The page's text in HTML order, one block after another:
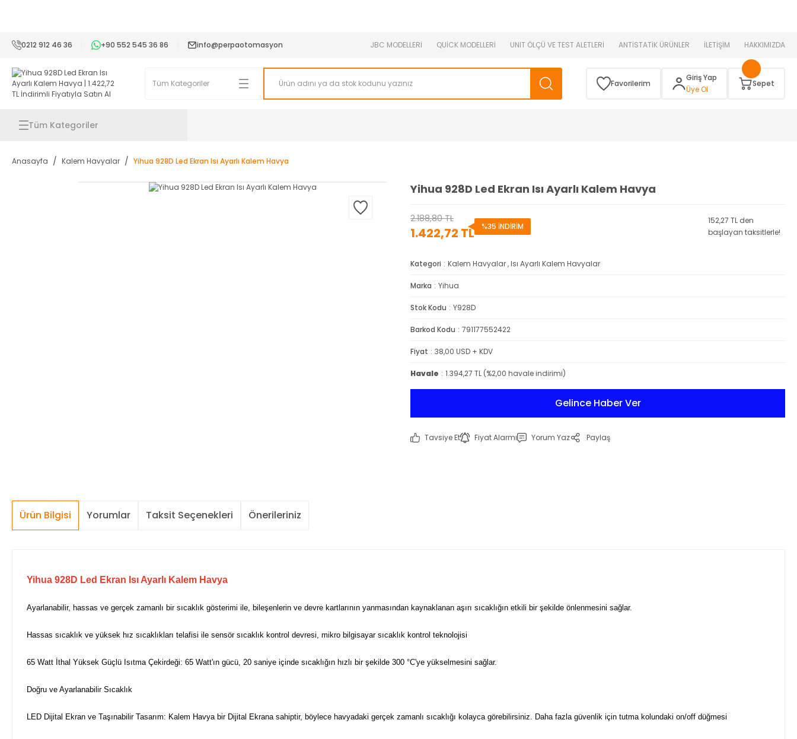
0212 912 46 36 +90 552 545 36 86 info@perpaotomasyon JBC MODELLERİ QUİCK MODELLERİ UNIT ÖLÇÜ VE TEST ALETLERİ ANTİSTATİK ÜRÜNLER İLETİŞİM HAKKIMIZDA
Favorilerim
Giriş Yap
Üye Ol
Sepet
Tüm Kategoriler
Anasayfa Kalem Havyalar Yihua 928D Led Ekran Isı Ayarlı Kalem Havya
Yihua 928D Led Ekran Isı Ayarlı Kalem Havya
2.188,80 TL
1.422,72 TL %35 İNDİRİM
152,27 TL den
başlayan taksitlerle!
Kategori Kalem Havyalar,Isı Ayarlı Kalem Havyalar
Marka Yihua
Stok Kodu Y928D
Barkod Kodu 791177552422
Fiyat 38,00 USD + KDV
Havale 1.394,27 TL (%2,00 havale indirimi)
Gelince Haber Ver
Tavsiye Et Fiyat Alarmı Yorum Yaz Paylaş
Ürün Bilgisi Yorumlar Taksit Seçenekleri Önerileriniz
Yihua 928D Led Ekran Isı Ayarlı Kalem Havya
Ayarlanabilir, hassas ve gerçek zamanlı bir sıcaklık gösterimi ile, bileşenlerin ve devre kartlarının yanmasından kaynaklanan aşırı sıcaklığın etkili bir şekilde önlenmesini sağlar.
Hassas sıcaklık ve yüksek hız sıcaklıkları telafisi ile sensör sıcaklık kontrol devresi, mikro bilgisayar sıcaklık kontrol teknolojisi
65 Watt İthal Yüksek Güçlü Isıtma Çekirdeği: 65 Watt'ın gücü, 20 saniye içinde sıcaklığın hızlı bir şekilde 300 °C'ye yükselmesini sağlar.
Doğru ve Ayarlanabilir Sıcaklık
LED Dijital Ekran ve Taşınabilir Tasarım: Kalem Havya bir Dijital Ekrana sahiptir, böylece havyadaki gerçek zamanlı sıcaklığı kolayca görebilirsiniz. Daha fazla güvenlik için tutma kolundaki on/off düğmesi